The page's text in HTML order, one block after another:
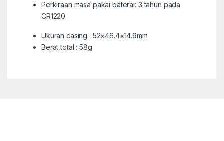
Perkiraan masa pakai baterai: 3 tahun pada
CR1220
Ukuran casing : 52×46.4×14.9mm
Berat total : 58g